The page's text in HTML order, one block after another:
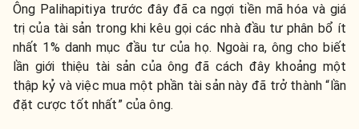
Ông Palihapitiya trước đây đã ca ngợi tiền mã hóa và giá
trị của tài sản trong khi kêu gọi các nhà đầu tư phân bổ ít
nhất 1% danh mục đầu tư của họ. Ngoài ra, ông cho biết
lần giới thiệu tài sản của ông đã cách đây khoảng một
thập kỷ và việc mua một phần tài sản này đã trở thành “lần
đặt cược tốt nhất” của ông.